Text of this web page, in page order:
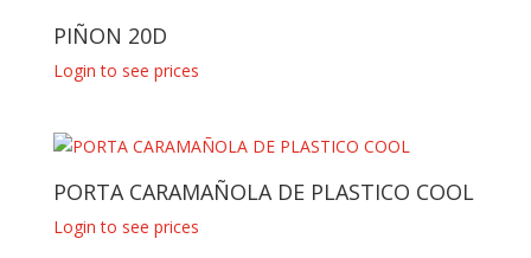
PIÑON 20D
Login to see prices
PORTA CARAMAÑOLA DE PLASTICO COOL
Login to see prices